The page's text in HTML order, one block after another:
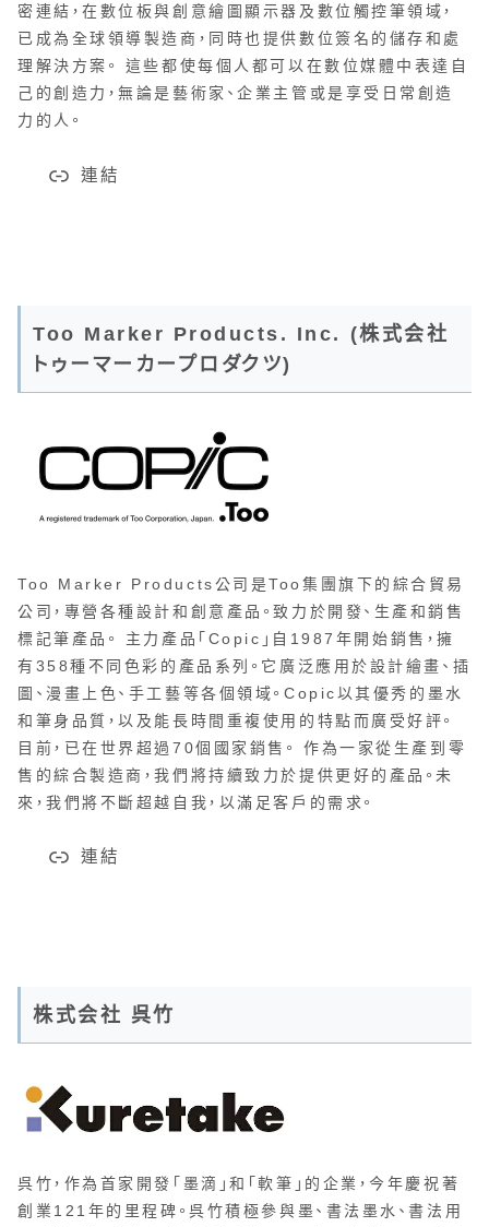
密連結，在數位板與創意繪圖顯示器及數位觸控筆領域，
已成為全球領導製造商，同時也提供數位簽名的儲存和處
理解決方案。 這些都使每個人都可以在數位媒體中表達自
己的創造力，無論是藝術家、企業主管或是享受日常創造
力的人。
連結
Too Marker Products. Inc. (株式会社
トゥーマーカープロダクツ)
Too Marker Products公司是Too集團旗下的綜合貿易
公司，專營各種設計和創意產品。致力於開發、生產和銷售
標記筆產品。 主力產品「Copic」自1987年開始銷售，擁
有358種不同色彩的產品系列。它廣泛應用於設計繪畫、插
圖、漫畫上色、手工藝等各個領域。Copic以其優秀的墨水
和筆身品質，以及能長時間重複使用的特點而廣受好評。
目前，已在世界超過70個國家銷售。 作為一家從生產到零
售的綜合製造商，我們將持續致力於提供更好的產品。未
來，我們將不斷超越自我，以滿足客戶的需求。
連結
株式会社 呉竹
呉竹，作為首家開發「墨滴」和「軟筆」的企業，今年慶祝著
創業121年的里程碑。呉竹積極參與墨、書法墨水、書法用